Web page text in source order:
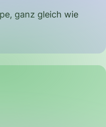
ganz gleich wie